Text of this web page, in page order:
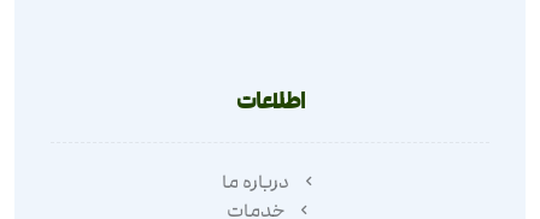
اطلاعات
درباره ما
خدمات